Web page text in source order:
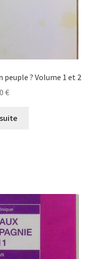
? Volume 1 et 2
€